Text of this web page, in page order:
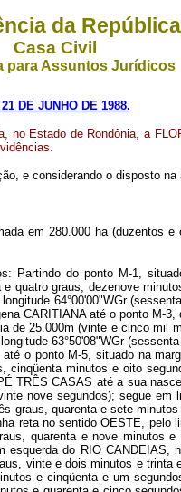
da República
Casa Civil
para Assuntos Jurídicos
DE JUNHO DE 1988.
no Estado de Rondônia, a
e considerando o disposto
em 280.000 ha (duzentos
do ponto M-1,
quatro graus, dezenove
64°00'00"WGr
CARITIANA até o ponto M-
de 25.000m (vinte e cinco
63°50'08"WGr
o ponto M-5, situado na
minutos e oito
CASAS até a sua
nove segundos); segue
graus, quarenta e sete
reta no sentido OESTE,
quarenta e nove
do RIO
vinte e dois minutos e
e cinqüenta e um